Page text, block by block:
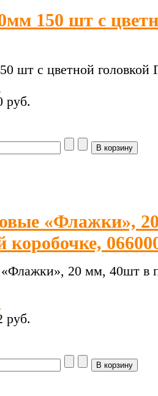
150 шт с
шт с цветной головкой
pуб.
«Флажки»,
коробочке,
20 мм, 40шт в
pуб.